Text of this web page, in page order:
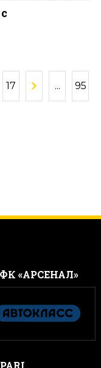
17 ... 95
«АРСЕНАЛ»